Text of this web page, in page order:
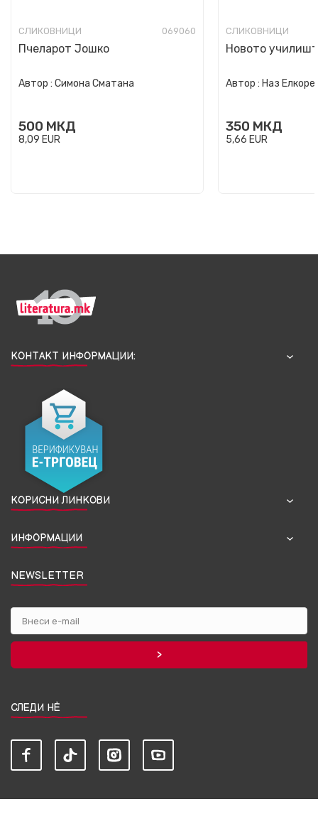
СЛИКОВНИЦИ 069060
Пчеларот Јошко
Автор : Симона Сматана
500 МКД
8,09 EUR
СЛИКОВНИЦИ
Новото
Автор : Наз
350 МКД
5,66 EUR
КОНТАКТ ИНФОРМАЦИИ:
КОРИСНИ ЛИНКОВИ
ИНФОРМАЦИИ
NEWSLETTER
СЛЕДИ НЀ